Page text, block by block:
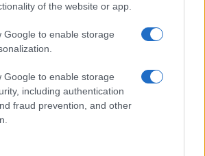
of the website or app.
Google to enable storage
Google to enable storage
including authentication
fraud prevention, and other
: les matières premières corrigent en août